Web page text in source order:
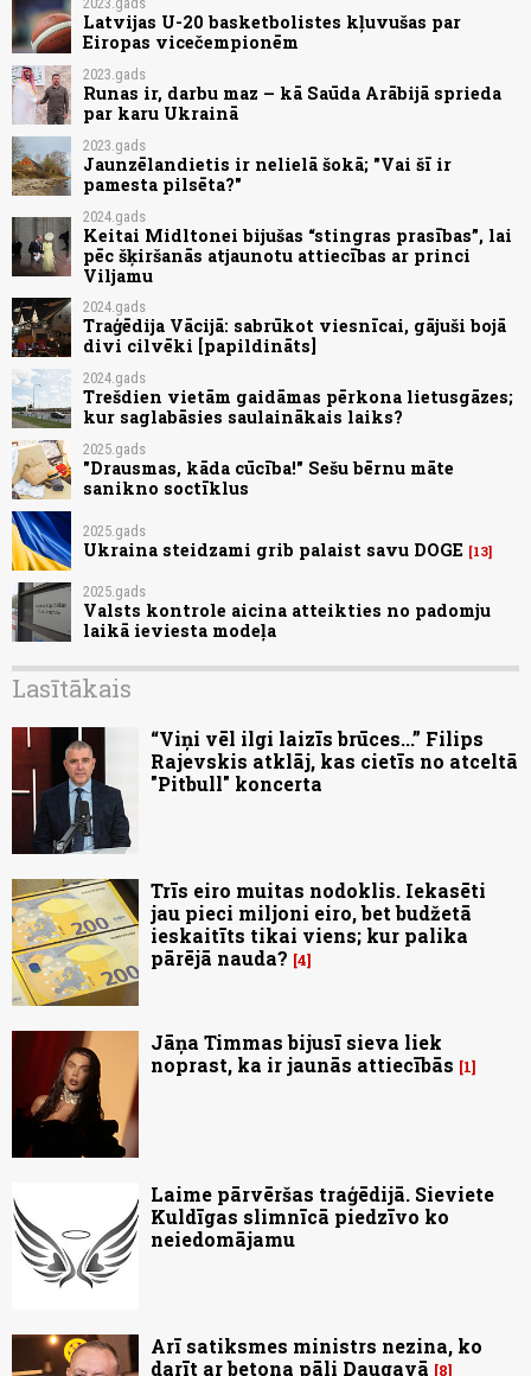
Latvijas U-20 basketbolistes kļuvušas par
Eiropas vicečempionēm
2023.gads
Runas ir, darbu maz – kā Saūda Arābijā sprieda
par karu Ukrainā
2023.gads
Jaunzēlandietis ir nelielā šokā; "Vai šī ir
pamesta pilsēta?"
2024.gads
Keitai Midltonei bijušas “stingras prasības”, lai
pēc šķiršanās atjaunotu attiecības ar princi
Viljamu
2024.gads
Traģēdija Vācijā: sabrūkot viesnīcai, gājuši bojā
divi cilvēki [papildināts]
2024.gads
Trešdien vietām gaidāmas pērkona lietusgāzes;
kur saglabāsies saulainākais laiks?
2025.gads
"Drausmas, kāda cūcība!" Sešu bērnu māte
sanikno soctīklus
2025.gads
Ukraina steidzami grib palaist savu DOGE 13
2025.gads
Valsts kontrole aicina atteikties no padomju
laikā ieviesta modeļa
Lasītākais
“Viņi vēl ilgi laizīs brūces...” Filips
Rajevskis atklāj, kas cietīs no atceltā
"Pitbull" koncerta
Trīs eiro muitas nodoklis. Iekasēti
jau pieci miljoni eiro, bet budžetā
ieskaitīts tikai viens; kur palika
pārējā nauda? 4
Jāņa Timmas bijusī sieva liek
noprast, ka ir jaunās attiecībās
1
Laime pārvēršas traģēdijā. Sieviete
Kuldīgas slimnīcā piedzīvo ko
neiedomājamu
Arī satiksmes ministrs nezina, ko
darīt ar betona pāli Daugavā
8